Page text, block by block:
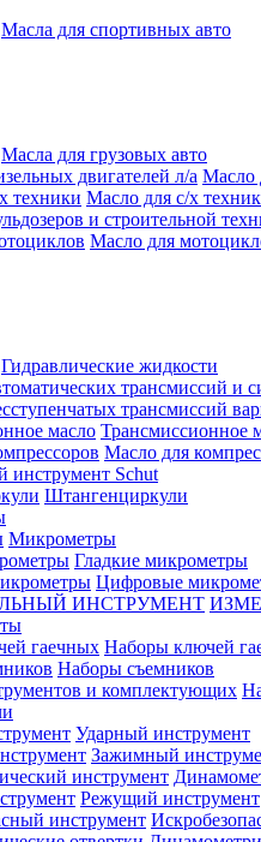
Масла для спортивных авто
Масла для грузовых авто
Масло
Масло для с/х
Масло для
Гидравлические жидкости
Трансмиссионное
Масло для
инструмент Schut
Штангенциркули
Микрометры
Гладкие микрометры
Цифровые
Наборы ключей
Наборы съемников
Ударный инструмент
Зажимный
Режущий инструмент